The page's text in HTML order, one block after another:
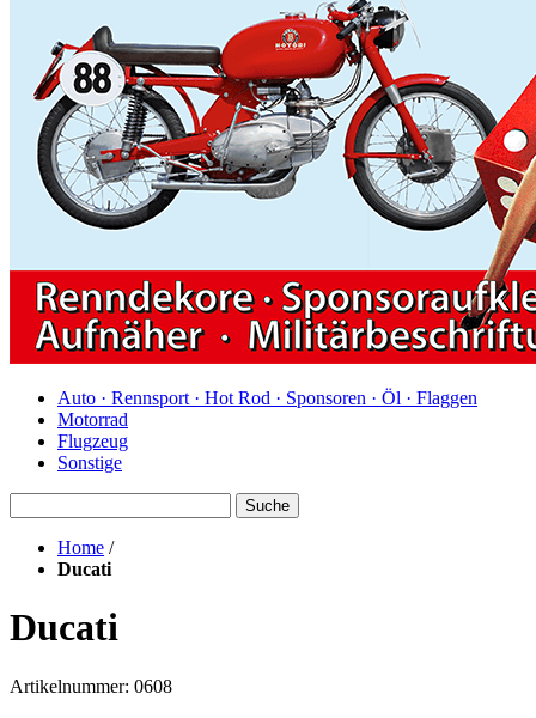
Auto · Rennsport · Hot Rod · Sponsoren · Öl · Flaggen
Motorrad
Flugzeug
Sonstige
Suche
Home /
Ducati
Ducati
Artikelnummer: 0608